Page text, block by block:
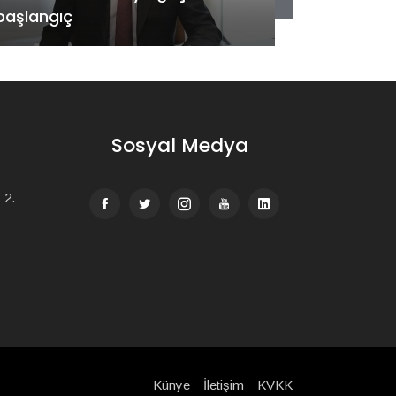
2.
Sosyal Medya
Künye İletişim KVKK